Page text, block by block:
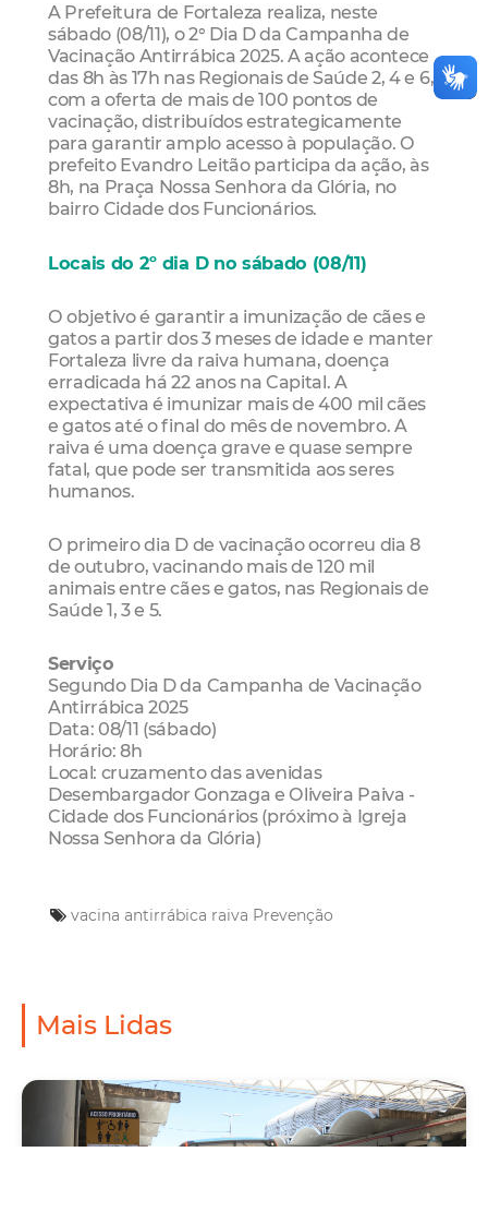
A Prefeitura de Fortaleza realiza, neste
sábado (08/11), o 2° Dia D da Campanha de
Vacinação Antirrábica 2025. A ação acontece
das 8h às 17h nas Regionais de Saúde 2, 4 e 6,
com a oferta de mais de 100 pontos de
vacinação, distribuídos estrategicamente
para garantir amplo acesso à população. O
prefeito Evandro Leitão participa da ação, às
8h, na Praça Nossa Senhora da Glória, no
bairro Cidade dos Funcionários.
Locais do 2º dia D no sábado (08/11)
O objetivo é garantir a imunização de cães e
gatos a partir dos 3 meses de idade e manter
Fortaleza livre da raiva humana, doença
erradicada há 22 anos na Capital. A
expectativa é imunizar mais de 400 mil cães
e gatos até o final do mês de novembro. A
raiva é uma doença grave e quase sempre
fatal, que pode ser transmitida aos seres
humanos.
O primeiro dia D de vacinação ocorreu dia 8
de outubro, vacinando mais de 120 mil
animais entre cães e gatos, nas Regionais de
Saúde 1, 3 e 5.
Serviço
Segundo Dia D da Campanha de Vacinação
Antirrábica 2025
Data: 08/11 (sábado)
Horário: 8h
Local: cruzamento das avenidas
Desembargador Gonzaga e Oliveira Paiva -
Cidade dos Funcionários (próximo à Igreja
Nossa Senhora da Glória)
vacina antirrábica raiva Prevenção
Mais Lidas